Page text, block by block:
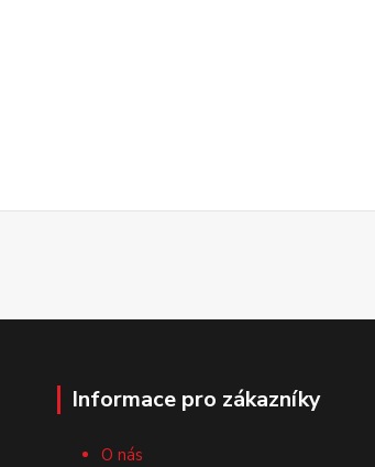
Informace pro zákazníky
O nás